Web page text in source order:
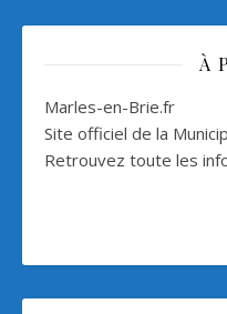
À
Marles-en-Brie.fr
Site officiel de la
Retrouvez toute les